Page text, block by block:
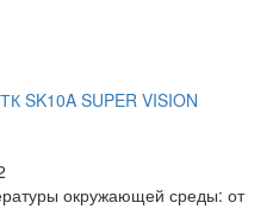
SK10A SUPER VISION
окружающей среды: от